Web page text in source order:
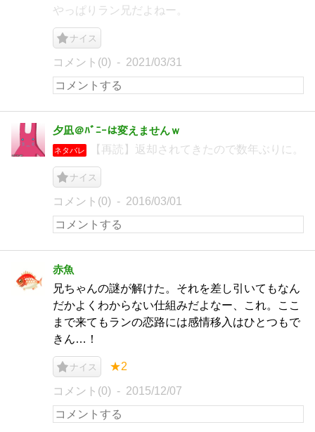
やっぱりラン兄だよねー。
ナイス
コメント(0) 2021/03/31
夕凪＠ﾊﾞﾆｰは変えませんｗ
ネタバレ 【再読】返却されてきたので数年ぶりに。
ナイス
コメント(0) 2016/03/01
赤魚
兄ちゃんの謎が解けた。それを差し引いてもなん
だかよくわからない仕組みだよなー、これ。ここ
まで来てもランの恋路には感情移入はひとつもで
きん…！
ナイス ★2
コメント(0) 2015/12/07